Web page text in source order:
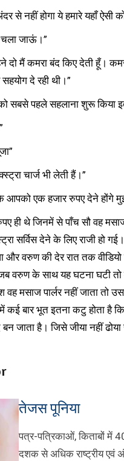
से नहीं होगा ये हमारे यहाँ ऐसी
जाऊं।”
दो मैं कमरा बंद किए देती हूँ।
दे रही थी।”
सबसे पहले सहलाना शुरू किया
चार्ज भी लेती हैं।”
आपको एक हजार रुपए देने होंगे
ही थे जिनमें से पाँच सौ वह
सर्विस देने के लिए राजी
और वरुण की देर रात तक
वरुण के साथ यह घटना घटी
वह मसाज पार्लर नहीं जाता
कई बार भूत इतना कटु होता है
जाता है। जिसे जीया नहीं ढोया
तेजस पूनिया
पत्र-पत्रिकाओं, किताबों में
दशक से अधिक राष्ट्रीय एवं